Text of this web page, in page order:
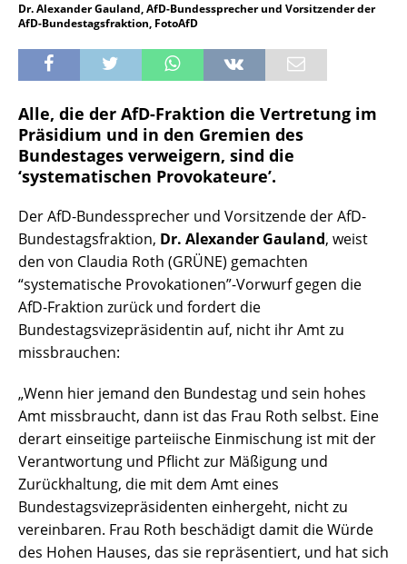
Dr. Alexander Gauland, AfD-Bundessprecher und Vorsitzender der
AfD-Bundestagsfraktion, FotoAfD
Alle, die der AfD-Fraktion die Vertretung im
Präsidium und in den Gremien des
Bundestages verweigern, sind die
‘systematischen Provokateure’.
Der AfD-Bundessprecher und Vorsitzende der AfD-
Bundestagsfraktion, Dr. Alexander Gauland, weist
den von Claudia Roth (GRÜNE) gemachten
“systematische Provokationen”-Vorwurf gegen die
AfD-Fraktion zurück und fordert die
Bundestagsvizepräsidentin auf, nicht ihr Amt zu
missbrauchen:
„Wenn hier jemand den Bundestag und sein hohes
Amt missbraucht, dann ist das Frau Roth selbst. Eine
derart einseitige parteiische Einmischung ist mit der
Verantwortung und Pflicht zur Mäßigung und
Zurückhaltung, die mit dem Amt eines
Bundestagsvizepräsidenten einhergeht, nicht zu
vereinbaren. Frau Roth beschädigt damit die Würde
des Hohen Hauses, das sie repräsentiert, und hat sich